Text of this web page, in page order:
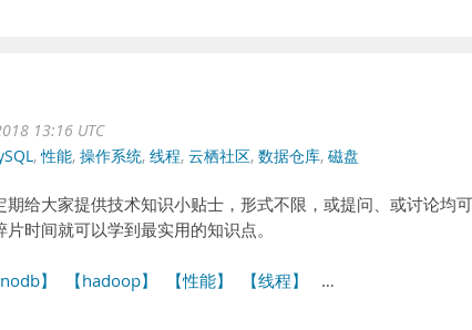
13:16 UTC
,性能, 操作系统, 线程, 云栖社区, 数据仓库, 磁盘
期给大家提供技术知识小贴士，形式不限，或提问、或讨论均
时间就可以学到最实用的知识点。
】 【hadoop】 【性能】 【线程】
…